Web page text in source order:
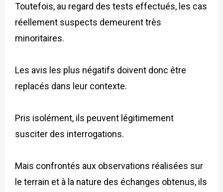
Toutefois, au regard des tests effectués, les cas
réellement suspects demeurent très
minoritaires.
Les avis les plus négatifs doivent donc être
replacés dans leur contexte.
Pris isolément, ils peuvent légitimement
susciter des interrogations.
Mais confrontés aux observations réalisées sur
le terrain et à la nature des échanges obtenus, ils